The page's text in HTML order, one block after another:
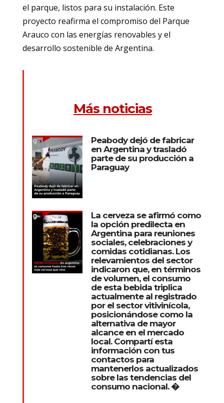
el parque, listos para su instalación. Este
proyecto reafirma el compromiso del Parque
Arauco con las energías renovables y el
desarrollo sostenible de Argentina.
Más noticias
Peabody dejó de fabricar
en Argentina y trasladó
parte de su producción a
Paraguay
La cerveza se afirmó como
la opción predilecta en
Argentina para reuniones
sociales, celebraciones y
comidas cotidianas. Los
relevamientos del sector
indicaron que, en términos
de volumen, el consumo
de esta bebida triplica
actualmente al registrado
por el sector vitivinícola,
posicionándose como la
alternativa de mayor
alcance en el mercado
local. Compartí esta
información con tus
contactos para
mantenerlos actualizados
sobre las tendencias del
consumo nacional. �